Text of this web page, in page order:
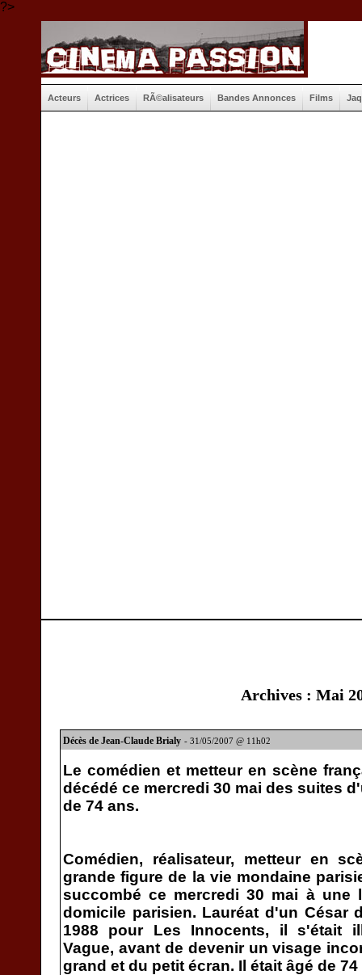
?>
Acteurs Actrices RÃ©alisateurs Bandes Annonces Films
Archives : Mai
Décès de Jean-Claude Brialy - 31/05/2007 @ 11h02
Le comédien et metteur en scène
décédé ce mercredi 30 mai des suites
de 74 ans.
Comédien, réalisateur, metteur en
grande figure de la vie mondaine
succombé ce mercredi 30 mai à une
domicile parisien. Lauréat d'un César
1988 pour Les Innocents, il s'était
Vague, avant de devenir un visage
grand et du petit écran. Il était âgé de 74